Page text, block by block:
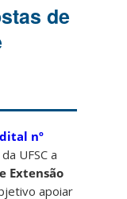
de
nº
UFSC a
Extensão
apoiar